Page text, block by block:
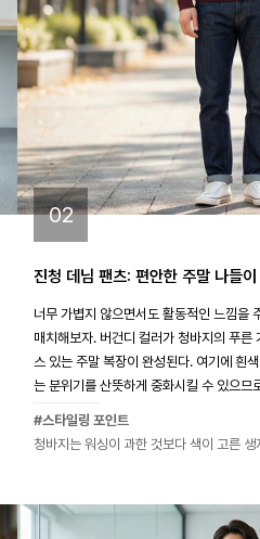
02
진청 데님 팬츠: 편안한 주말 나들
너무 가볍지 않으면서도 활동적인 느낌을
매치해보자. 버건디 컬러가 청바지의 푸른
스 있는 주말 복장이 완성된다. 여기에 흰
는 분위기를 산뜻하게 중화시킬 수 있으므
#스타일링 포인트
청바지는 워싱이 과한 것보다 색이 고른